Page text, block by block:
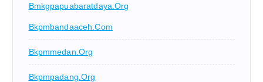
Bmkgpapuabaratdaya.org
Bkpmbandaaceh.com
Bkpmmedan.org
Bkpmpadang.org